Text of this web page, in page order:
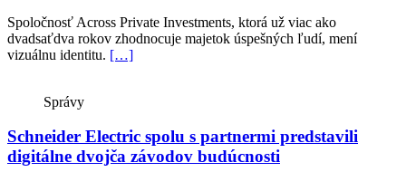
Spoločnosť Across Private Investments, ktorá už viac ako
dvadsaťdva rokov zhodnocuje majetok úspešných ľudí, mení
vizuálnu identitu. […]
Správy
Schneider Electric spolu s partnermi predstavili
digitálne dvojča závodov budúcnosti